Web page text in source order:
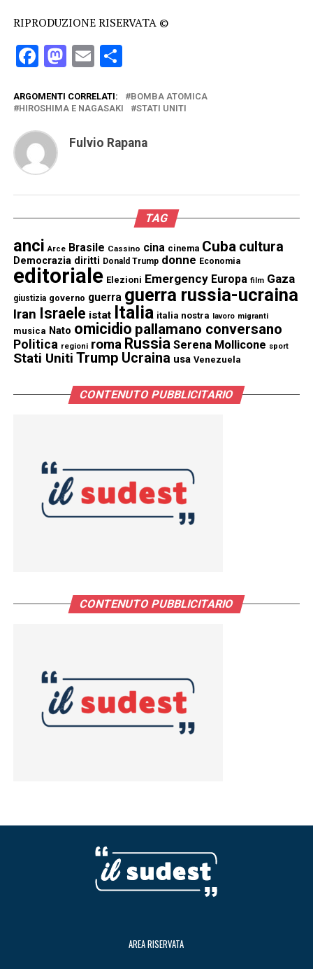
RIPRODUZIONE RISERVATA ©
Facebook
Mastodon
EmailCondividi
ARGOMENTI CORRELATI:
BOMBA ATOMICA
HIROSHIMA E NAGASAKI
STATI UNITI
Fulvio Rapana
TAG
anci Arce Brasile Cassino cina cinema Cuba cultura
Democrazia diritti Donald Trump donne Economia
editoriale Elezioni Emergency Europa film Gaza
giustizia governo guerra guerra russia-ucraina
Iran Israele istat Italia italia nostra lavoro migranti
musica Nato omicidio pallamano conversano
Politica regioni roma Russia Serena Mollicone sport
Stati Uniti Trump Ucraina usa Venezuela
CONTENUTO PUBBLICITARIO
CONTENUTO PUBBLICITARIO
AREA RISERVATA